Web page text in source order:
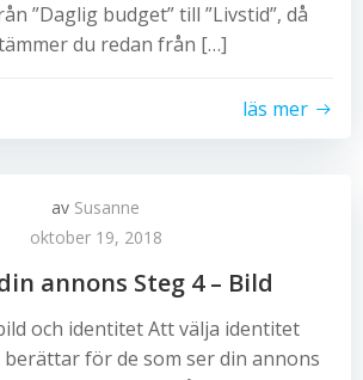
”Daglig budget” till ”Livstid”, då
du redan från […]
läs mer
av Susanne
oktober 19, 2018
annons Steg 4 – Bild
och identitet Att välja identitet
för de som ser din annons